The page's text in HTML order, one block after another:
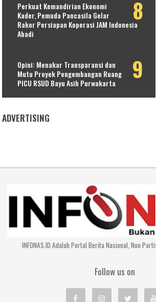
Perkuat Kemandirian Ekonomi
Kader, Pemuda Pancasila Gelar
Rakor Persiapan Koperasi JAM Indonesia
Abadi
Opini: Menakar Transparansi dan
Mutu Proyek Pengembangan Ruang
PICU RSUD Bayu Asih Purwakarta
ADVERTISING
INFONAS.ID Adalah Portal Berita Nasional, Non
Follow us on